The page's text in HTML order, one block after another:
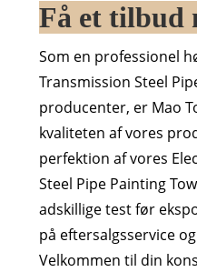
Få et tilbud
Som en professionel
Transmission Steel
producenter, er Mao
kvaliteten af ​​vores
perfektion af vores
Steel Pipe Painting
adskillige test før
på eftersalgsservice
Velkommen til din